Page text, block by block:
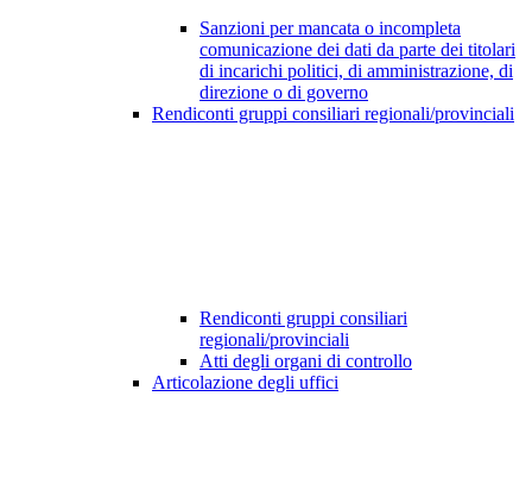
Sanzioni per mancata o incompleta
comunicazione dei dati da parte dei titolari
di incarichi politici, di amministrazione, di
direzione o di governo
Rendiconti gruppi consiliari regionali/provinciali
Rendiconti gruppi consiliari
regionali/provinciali
Atti degli organi di controllo
Articolazione degli uffici